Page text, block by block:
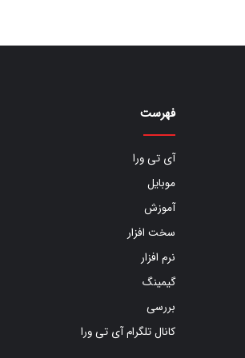
فهرست
آی تی ورا
موبایل
آموزش
سخت افزار
نرم افزار
گیمینگ
بررسی
کانال تلگرام آی تی ورا